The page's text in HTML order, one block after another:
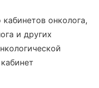
онколога,
и других